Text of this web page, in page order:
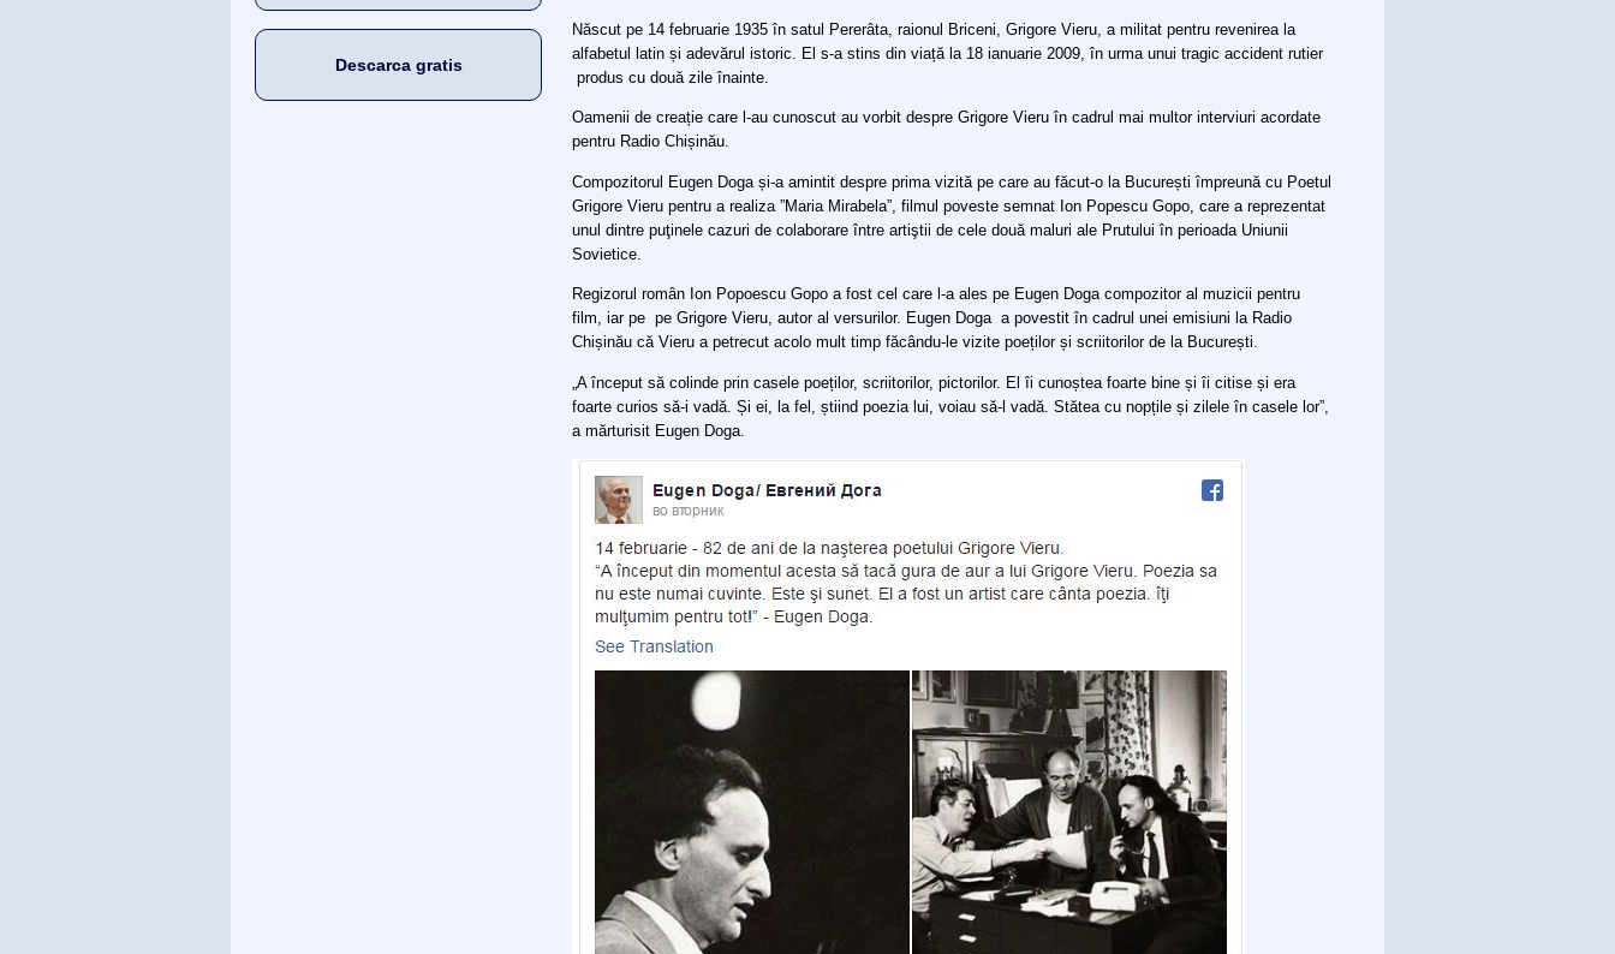
Descarca gratis
Născut pe 14 februarie 1935 în satul Pererâta, raionul Briceni, Grigore Vieru, a militat pentru revenirea la
alfabetul latin și adevărul istoric. El s-a stins din viață la 18 ianuarie 2009, în urma unui tragic accident rutier
produs cu două zile înainte.
Oamenii de creație care l-au cunoscut au vorbit despre Grigore Vieru în cadrul mai multor interviuri acordate
pentru Radio Chișinău.
Compozitorul Eugen Doga și-a amintit despre prima vizită pe care au făcut-o la București împreună cu Poetul
Grigore Vieru pentru a realiza ”Maria Mirabela”, filmul poveste semnat Ion Popescu Gopo, care a reprezentat
unul dintre puţinele cazuri de colaborare între artiştii de cele două maluri ale Prutului în perioada Uniunii
Sovietice.
Regizorul român Ion Popoescu Gopo a fost cel care l-a ales pe Eugen Doga compozitor al muzicii pentru
film, iar pe pe Grigore Vieru, autor al versurilor. Eugen Doga a povestit în cadrul unei emisiuni la Radio
Chișinău că Vieru a petrecut acolo mult timp făcându-le vizite poeților și scriitorilor de la București.
„A început să colinde prin casele poeților, scriitorilor, pictorilor. El îi cunoștea foarte bine și îi citise și era
foarte curios să-i vadă. Și ei, la fel, știind poezia lui, voiau să-l vadă. Stătea cu nopțile și zilele în casele lor”,
a mărturisit Eugen Doga.